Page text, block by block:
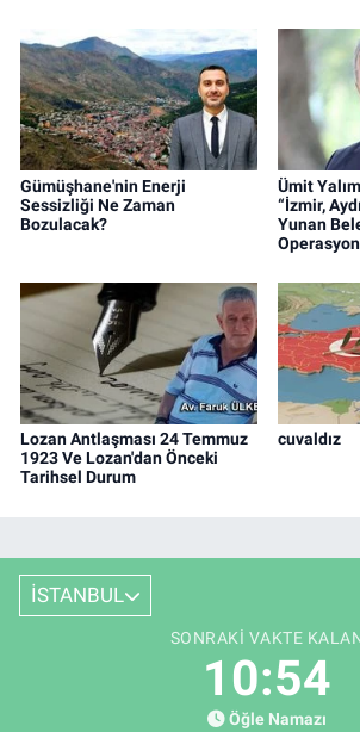
Gümüşhane'nin Enerji
Sessizliği Ne Zaman
Bozulacak?
Ümit
“İzmir,
Yunan
Operasyon
Lozan Antlaşması 24 Temmuz
1923 Ve Lozan'dan Önceki
Tarihsel Durum
cuvaldız
İSTANBUL
SONRAKI VAKTE
10:53
Öğle Namazı